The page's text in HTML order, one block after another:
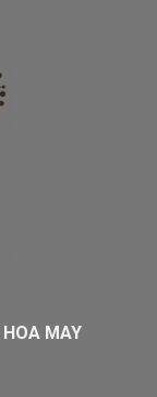
MAY